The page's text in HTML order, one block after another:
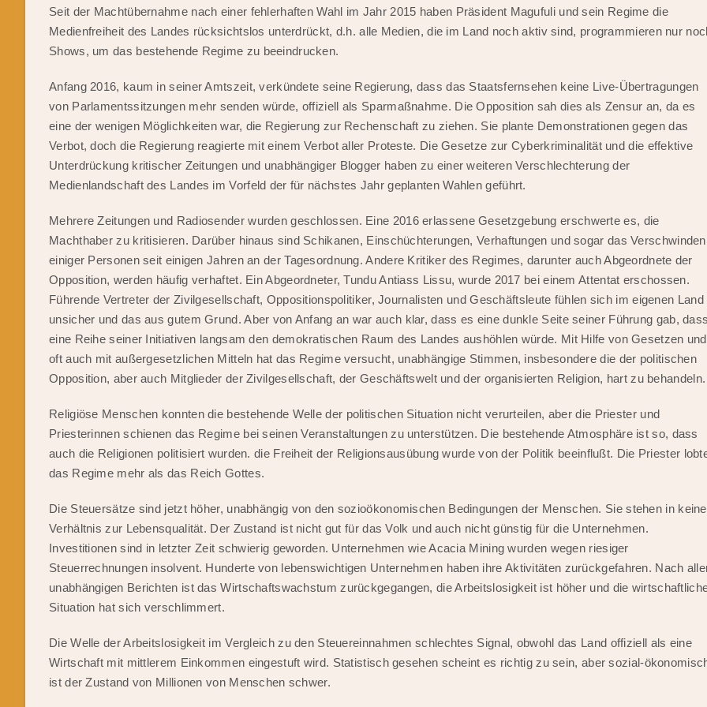
Seit der Machtübernahme nach einer fehlerhaften Wahl im Jahr 2015 haben Präsident Magufuli und sein Regime die
Medienfreiheit des Landes rücksichtslos unterdrückt, d.h. alle Medien, die im Land noch aktiv sind, programmieren nur
Shows, um das bestehende Regime zu beeindrucken.
Anfang 2016, kaum in seiner Amtszeit, verkündete seine Regierung, dass das Staatsfernsehen keine Live-Übertragungen
von Parlamentssitzungen mehr senden würde, offiziell als Sparmaßnahme. Die Opposition sah dies als Zensur an, da es
eine der wenigen Möglichkeiten war, die Regierung zur Rechenschaft zu ziehen. Sie plante Demonstrationen gegen das
Verbot, doch die Regierung reagierte mit einem Verbot aller Proteste. Die Gesetze zur Cyberkriminalität und die effektive
Unterdrückung kritischer Zeitungen und unabhängiger Blogger haben zu einer weiteren Verschlechterung der
Medienlandschaft des Landes im Vorfeld der für nächstes Jahr geplanten Wahlen geführt.
Mehrere Zeitungen und Radiosender wurden geschlossen. Eine 2016 erlassene Gesetzgebung erschwerte es, die
Machthaber zu kritisieren. Darüber hinaus sind Schikanen, Einschüchterungen, Verhaftungen und sogar das Verschwinden
einiger Personen seit einigen Jahren an der Tagesordnung. Andere Kritiker des Regimes, darunter auch Abgeordnete der
Opposition, werden häufig verhaftet. Ein Abgeordneter, Tundu Antiass Lissu, wurde 2017 bei einem Attentat erschossen.
Führende Vertreter der Zivilgesellschaft, Oppositionspolitiker, Journalisten und Geschäftsleute fühlen sich im eigenen Land
unsicher und das aus gutem Grund. Aber von Anfang an war auch klar, dass es eine dunkle Seite seiner Führung gab,
eine Reihe seiner Initiativen langsam den demokratischen Raum des Landes aushöhlen würde. Mit Hilfe von Gesetzen und
oft auch mit außergesetzlichen Mitteln hat das Regime versucht, unabhängige Stimmen, insbesondere die der politischen
Opposition, aber auch Mitglieder der Zivilgesellschaft, der Geschäftswelt und der organisierten Religion, hart zu behandeln.
Religiöse Menschen konnten die bestehende Welle der politischen Situation nicht verurteilen, aber die Priester und
Priesterinnen schienen das Regime bei seinen Veranstaltungen zu unterstützen. Die bestehende Atmosphäre ist so, dass
auch die Religionen politisiert wurden. die Freiheit der Religionsausübung wurde von der Politik beeinflußt. Die Priester
das Regime mehr als das Reich Gottes.
Die Steuersätze sind jetzt höher, unabhängig von den sozioökonomischen Bedingungen der Menschen. Sie stehen in
Verhältnis zur Lebensqualität. Der Zustand ist nicht gut für das Volk und auch nicht günstig für die Unternehmen.
Investitionen sind in letzter Zeit schwierig geworden. Unternehmen wie Acacia Mining wurden wegen riesiger
Steuerrechnungen insolvent. Hunderte von lebenswichtigen Unternehmen haben ihre Aktivitäten zurückgefahren. Nach
unabhängigen Berichten ist das Wirtschaftswachstum zurückgegangen, die Arbeitslosigkeit ist höher und die
Situation hat sich verschlimmert.
Die Welle der Arbeitslosigkeit im Vergleich zu den Steuereinnahmen schlechtes Signal, obwohl das Land offiziell als eine
Wirtschaft mit mittlerem Einkommen eingestuft wird. Statistisch gesehen scheint es richtig zu sein, aber sozial-
ist der Zustand von Millionen von Menschen schwer.